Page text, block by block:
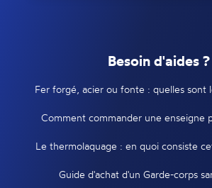
Besoin d'aides ?
Fer forgé, acier ou fonte : quelles sont
Comment commander une enseigne
Le thermolaquage : en quoi consiste
Guide d'achat d'un Garde-corps